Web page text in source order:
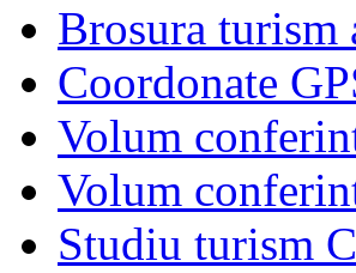
Brosura turism
Coordonate
Volum
Volum
Studiu turism